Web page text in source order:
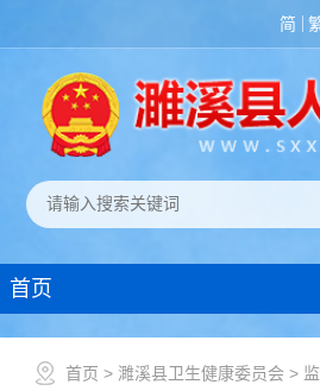
简
首页
首页 > 濉溪县卫生健康委员会 >